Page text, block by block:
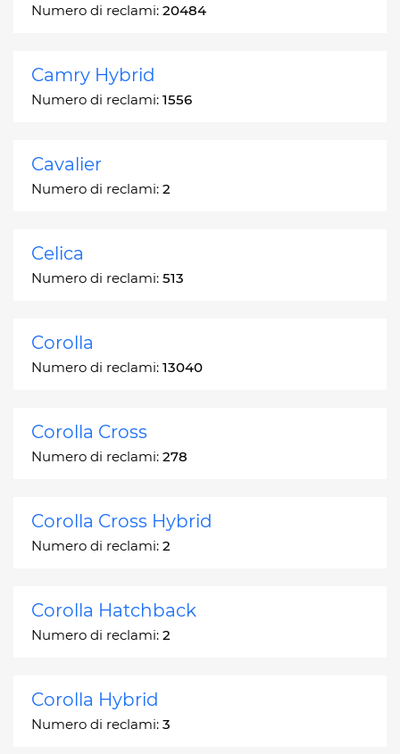
Numero di reclami: 20484
Camry Hybrid
Numero di reclami: 1556
Cavalier
Numero di reclami: 2
Celica
Numero di reclami: 513
Corolla
Numero di reclami: 13040
Corolla Cross
Numero di reclami: 278
Corolla Cross Hybrid
Numero di reclami: 2
Corolla Hatchback
Numero di reclami: 2
Corolla Hybrid
Numero di reclami: 3